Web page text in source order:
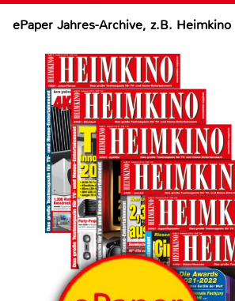
ePaper Jahres-Archive, z.B. Heimkino